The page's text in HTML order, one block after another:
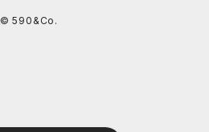
© 590&Co.